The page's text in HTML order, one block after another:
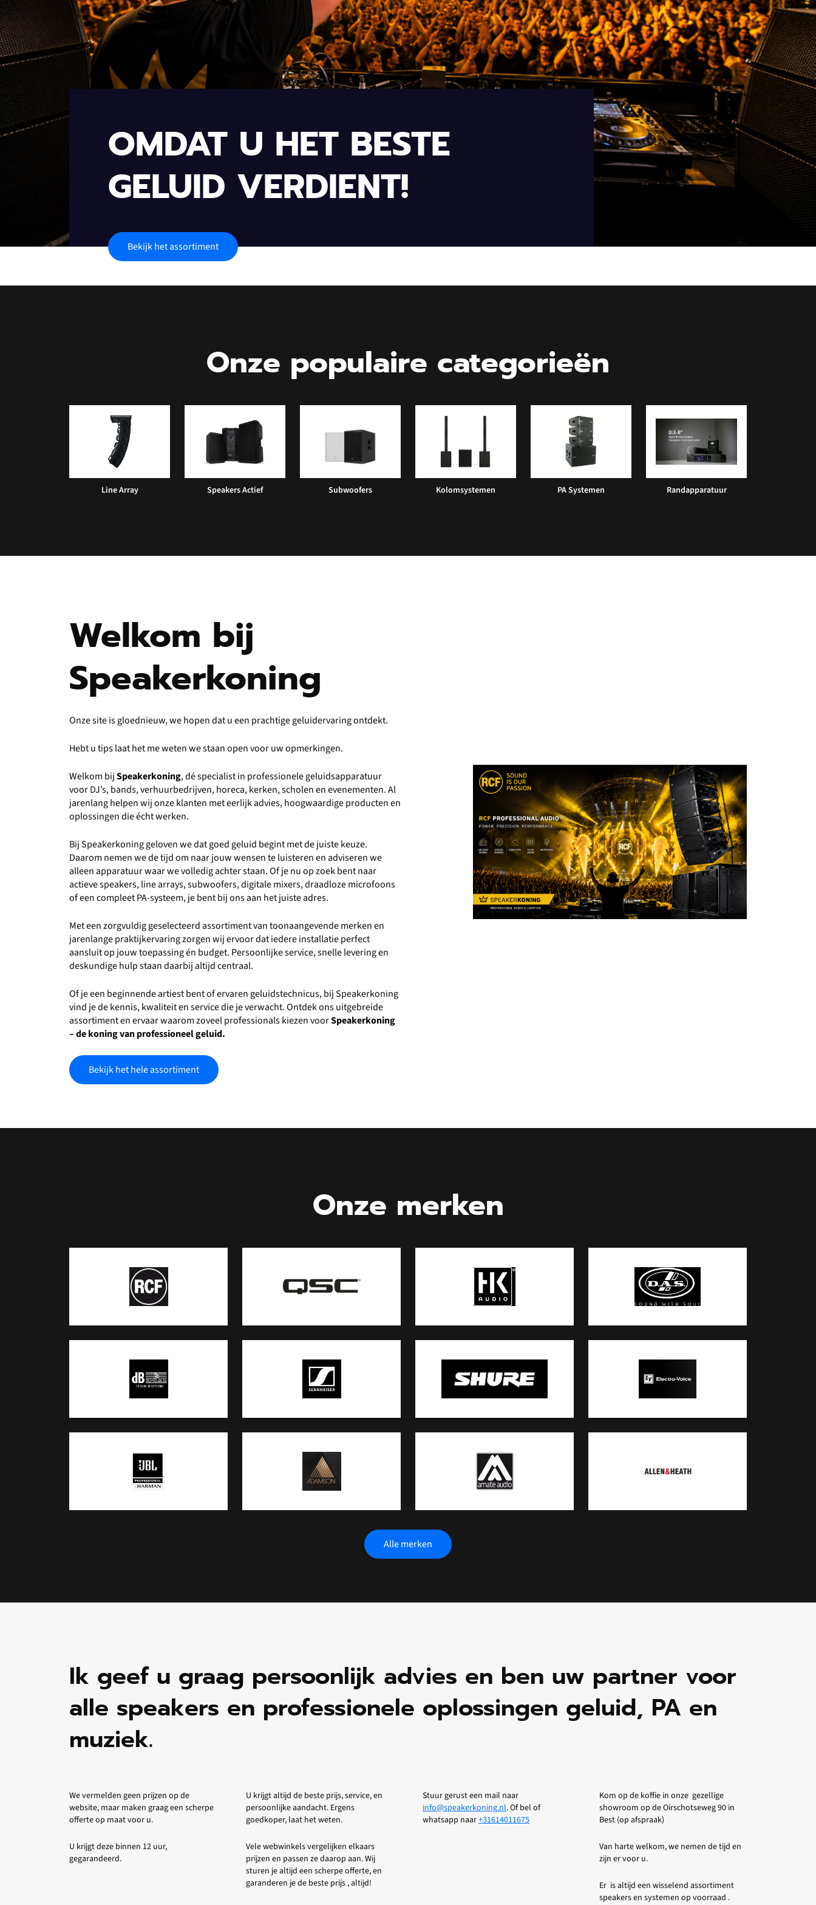
OMDAT U HET BESTE
GELUID VERDIENT!
Bekijk het assortiment
Onze populaire categorieën
Line Array Speakers Actief Subwoofers Kolomsystemen PA Systemen Randapparatuur
Welkom bij
Speakerkoning
Onze site is gloednieuw, we hopen dat u een prachtige geluidervaring ontdekt.
Hebt u tips laat het me weten we staan open voor uw opmerkingen.
Welkom bijSpeakerkoning, dé specialist in professionele geluidsapparatuur
voor DJ’s, bands, verhuurbedrijven, horeca, kerken, scholen en evenementen. Al
jarenlang helpen wij onze klanten met eerlijk advies, hoogwaardige producten en
oplossingen die écht werken.
Bij Speakerkoning geloven we dat goed geluid begint met de juiste keuze.
Daarom nemen we de tijd om naar jouw wensen te luisteren en adviseren we
alleen apparatuur waar we volledig achter staan. Of je nu op zoek bent naar
actieve speakers, line arrays, subwoofers, digitale mixers, draadloze microfoons
of een compleet PA-systeem, je bent bij ons aan het juiste adres.
Met een zorgvuldig geselecteerd assortiment van toonaangevende merken en
jarenlange praktijkervaring zorgen wij ervoor dat iedere installatie perfect
aansluit op jouw toepassing én budget. Persoonlijke service, snelle levering en
deskundige hulp staan daarbij altijd centraal.
Of je een beginnende artiest bent of ervaren geluidstechnicus, bij Speakerkoning
vind je de kennis, kwaliteit en service die je verwacht. Ontdek ons uitgebreide
assortiment en ervaar waarom zoveel professionals kiezen voorSpeakerkoning
– de koning van professioneel geluid.
Bekijk het hele assortiment
Onze merken
Alle merken
Ik geef u graag persoonlijk advies en ben uw partner voor
alle speakers en professionele oplossingen geluid, PA en
muziek.
We vermelden geen prijzen op de
website, maar maken graag een scherpe
offerte op maat voor u.
U krijgt deze binnen 12 uur,
gegarandeerd.
U krijgt altijd de beste prijs, service, en
persoonlijke aandacht. Ergens
goedkoper, laat het weten.
Vele webwinkels vergelijken elkaars
prijzen en passen ze daarop aan. Wij
sturen je altijd een scherpe offerte, en
garanderen je de beste prijs , altijd!
Stuur gerust een mail naar
info@speakerkoning.nl. Of bel of
whatsapp naar+31614011675
Kom op de koffie in onze gezellige
showroom op de Oirschotseweg 90 in
Best (op afspraak)
Van harte welkom, we nemen de tijd en
zijn er voor u.
Er is altijd een wisselend assortiment
speakers en systemen op voorraad .